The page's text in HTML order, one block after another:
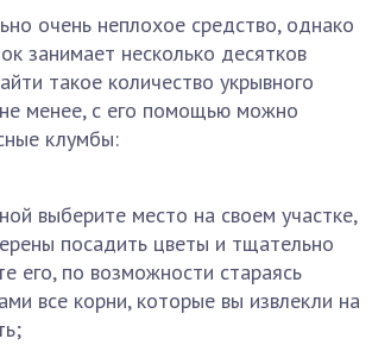
очень неплохое средство, однако
занимает несколько десятков
такое количество укрывного
менее, с его помощью можно
клумбы:
выберите место на своем участке,
посадить цветы и тщательно
его, по возможности стараясь
все корни, которые вы извлекли на